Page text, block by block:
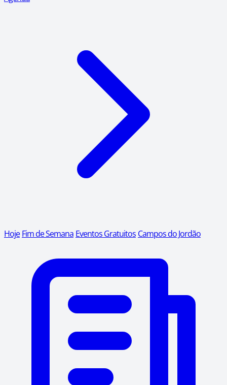
Hoje Fim de Semana Eventos Gratuitos Campos do Jordão